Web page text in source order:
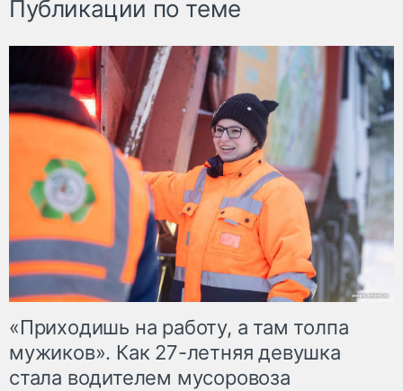
Публикации по теме
«Приходишь на работу, а там толпа
мужиков». Как 27-летняя девушка
стала водителем мусоровоза